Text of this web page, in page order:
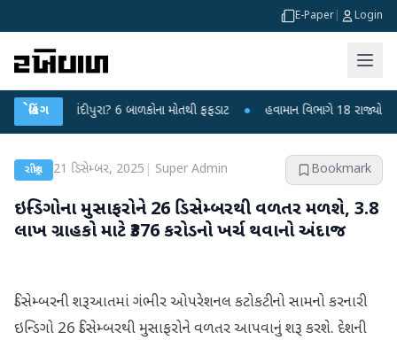
E-Paper Login
બ્રેકિંગ
કે ચાંદીપુરા? 6 બાળકોના મોતથી ફફડાટ ● હવામાન વિભાગે 18 રાજ્યો માટે ભારે
રાષ્ટ્રીય 21 ડિસેમ્બર, 2025 Super Admin Bookmark
ઇન્ડિગોના મુસાફરોને 26 ડિસેમ્બરથી વળતર મળશે, 3.8
લાખ ગ્રાહકો માટે ₹376 કરોડનો ખર્ચ થવાનો અંદાજ
ડિસેમ્બરની શરૂઆતમાં ગંભીર ઓપરેશનલ કટોકટીનો સામનો કરનારી
ઇન્ડિગો 26 ડિસેમ્બરથી મુસાફરોને વળતર આપવાનું શરૂ કરશે. દેશની